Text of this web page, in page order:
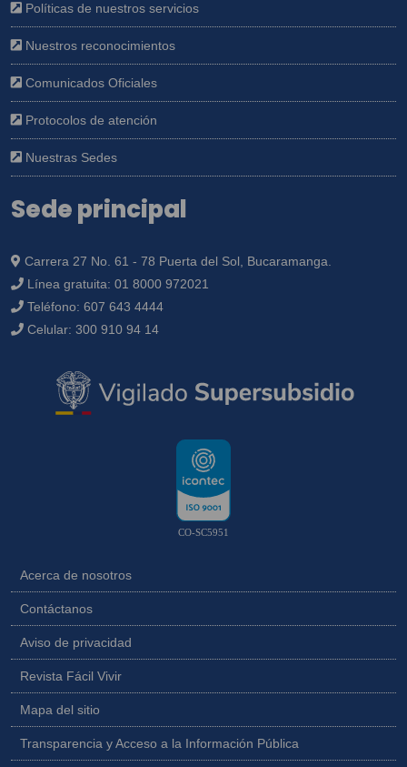
Políticas de nuestros servicios
Nuestros reconocimientos
Comunicados Oficiales
Protocolos de atención
Nuestras Sedes
Sede principal
Carrera 27 No. 61 - 78 Puerta del Sol, Bucaramanga.
Línea gratuita: 01 8000 972021
Teléfono: 607 643 4444
Celular: 300 910 94 14
CO-SC5951
Acerca de nosotros
Contáctanos
Aviso de privacidad
Revista Fácil Vivir
Mapa del sitio
Transparencia y Acceso a la Información Pública